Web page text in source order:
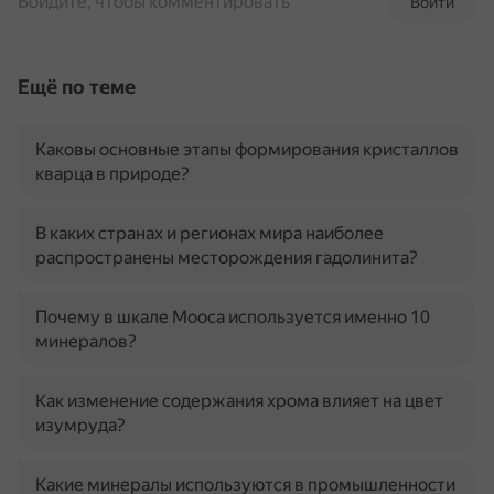
Ещё по теме
Каковы основные этапы формирования кристаллов
кварца в природе?
В каких странах и регионах мира наиболее
распространены месторождения гадолинита?
Почему в шкале Мооса используется именно 10
минералов?
Как изменение содержания хрома влияет на цвет
изумруда?
Какие минералы используются в промышленности